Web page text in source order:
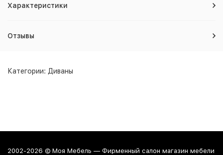
Характеристики
Отзывы
Категории: Диваны
2002-2026 © Моя Мебель — Фирменный салон магазин мебели